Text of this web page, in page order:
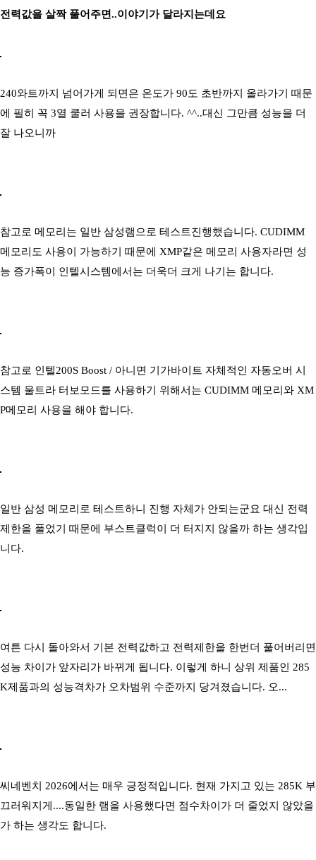
전력값을 살짝 풀어주면..이야기가 달라지는데요
240와트까지 넘어가게 되면은 온도가 90도 초반까지 올라가기 때문
에 필히 꼭 3열 쿨러 사용을 권장합니다. ^^..대신 그만큼 성능을 더
잘 나오니까
참고로 메모리는 일반 삼성램으로 테스트진행했습니다. CUDIMM
메모리도 사용이 가능하기 때문에 XMP같은 메모리 사용자라면 성
능 증가폭이 인텔시스템에서는 더욱더 크게 나기는 합니다.
참고로 인텔200S Boost / 아니면 기가바이트 자체적인 자동오버 시
스템 울트라 터보모드를 사용하기 위해서는 CUDIMM 메모리와 XM
P메모리 사용을 해야 합니다.
일반 삼성 메모리로 테스트하니 진행 자체가 안되는군요 대신 전력
제한을 풀었기 때문에 부스트클럭이 더 터지지 않을까 하는 생각입
니다.
여튼 다시 돌아와서 기본 전력값하고 전력제한을 한번더 풀어버리면
성능 차이가 앞자리가 바뀌게 됩니다. 이렇게 하니 상위 제품인 285
K제품과의 성능격차가 오차범위 수준까지 당겨졌습니다. 오...
씨네벤치 2026에서는 매우 긍정적입니다. 현재 가지고 있는 285K 부
끄러워지게....동일한 램을 사용했다면 점수차이가 더 줄었지 않았을
가 하는 생각도 합니다.